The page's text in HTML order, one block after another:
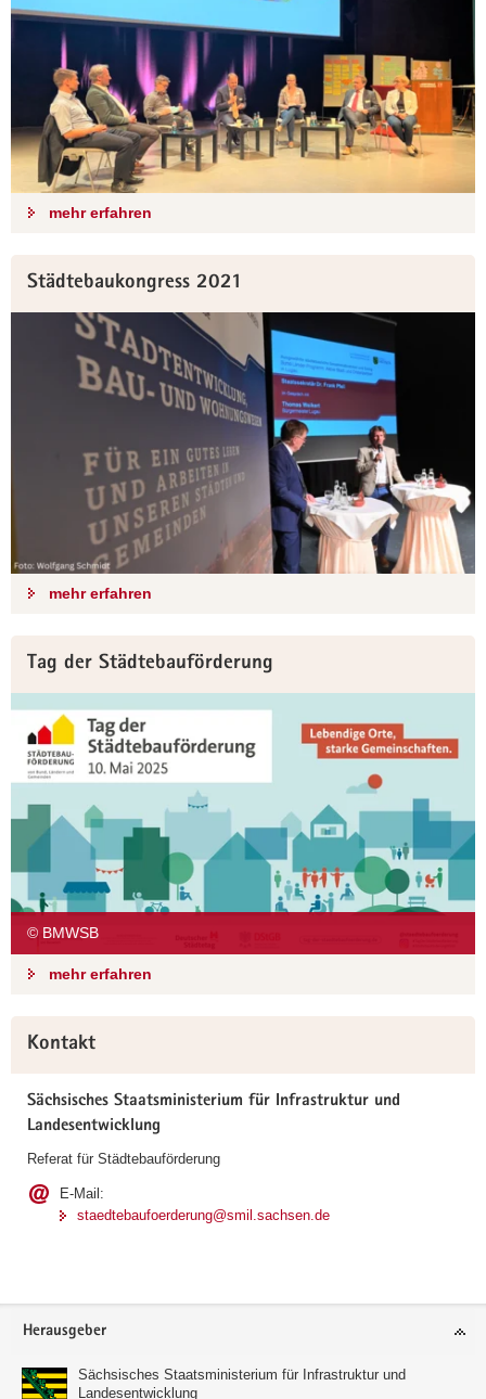
mehr erfahren
Städtebaukongress 2021
mehr erfahren
Tag der Städtebauförderung
© BMWSB
mehr erfahren
Information
Kontakt
Sächsisches Staatsministerium für Infrastruktur und
Landesentwicklung
Referat für Städtebauförderung
E-Mail:
staedtebaufoerderung@smil.sachsen.de
Footer-
Herausgeber
Sächsisches Staatsministerium für Infrastruktur und
Landesentwicklung